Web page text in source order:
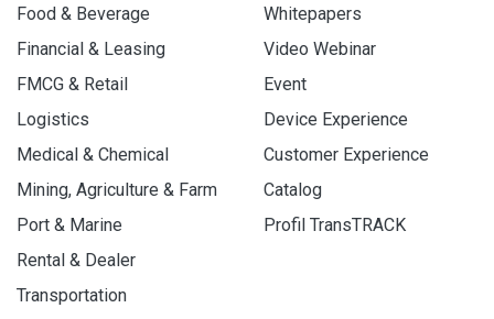
Food & Beverage
Financial & Leasing
FMCG & Retail
Logistics
Medical & Chemical
Mining, Agriculture & Farm
Port & Marine
Rental & Dealer
Transportation
Whitepapers
Video Webinar
Event
Device Experience
Customer Experience
Catalog
Profil TransTRACK